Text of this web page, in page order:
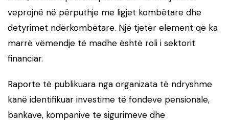
veprojnë në përputhje me ligjet kombëtare dhe
detyrimet ndërkombëtare. Një tjetër element që ka
marrë vëmendje të madhe është roli i sektorit
financiar.
Raporte të publikuara nga organizata të ndryshme
kanë identifikuar investime të fondeve pensionale,
bankave, kompanive të sigurimeve dhe